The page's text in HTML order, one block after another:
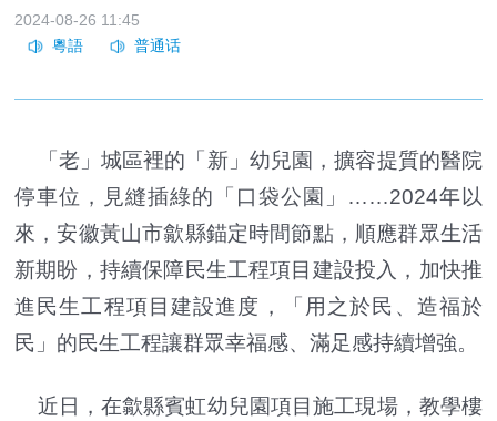
2024-08-26 11:45
「老」城區裡的「新」幼兒園，擴容提質的醫院
停車位，見縫插綠的「口袋公園」……2024年以
來，安徽黃山市歙縣錨定時間節點，順應群眾生活
新期盼，持續保障民生工程項目建設投入，加快推
進民生工程項目建設進度，「用之於民、造福於
民」的民生工程讓群眾幸福感、滿足感持續增強。
近日，在歙縣賓虹幼兒園項目施工現場，教學樓